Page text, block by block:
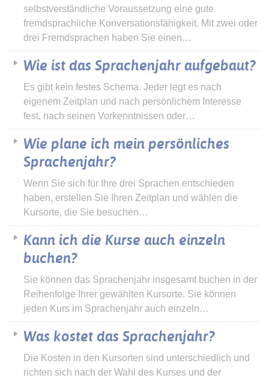
selbstverständliche Voraussetzung eine gute
fremdsprachliche Konversationsfähigkeit. Mit zwei oder
drei Fremdsprachen haben Sie einen…
Wie ist das Sprachenjahr aufgebaut?
Es gibt kein festes Schema. Jeder legt es nach
eigenem Zeitplan und nach persönlichem Interesse
fest, nach seinen Vorkenntnissen oder…
Wie plane ich mein persönliches
Sprachenjahr?
Wenn Sie sich für Ihre drei Sprachen entschieden
haben, erstellen Sie Ihren Zeitplan und wählen die
Kursorte, die Sie besuchen…
Kann ich die Kurse auch einzeln
buchen?
Sie können das Sprachenjahr insgesamt buchen in der
Reihenfolge Ihrer gewählten Kursorte. Sie können
jeden Kurs im Sprachenjahr auch einzeln…
Was kostet das Sprachenjahr?
Die Kosten in den Kursorten sind unterschiedlich und
richten sich nach der Wahl des Kurses und der